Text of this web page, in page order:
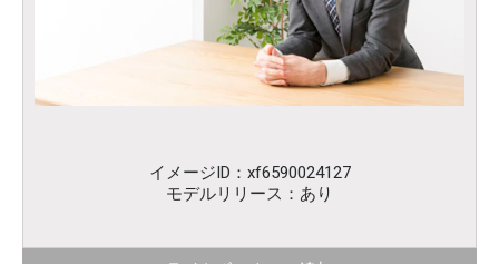
イメージID：xf6590024127
モデルリリース：あり